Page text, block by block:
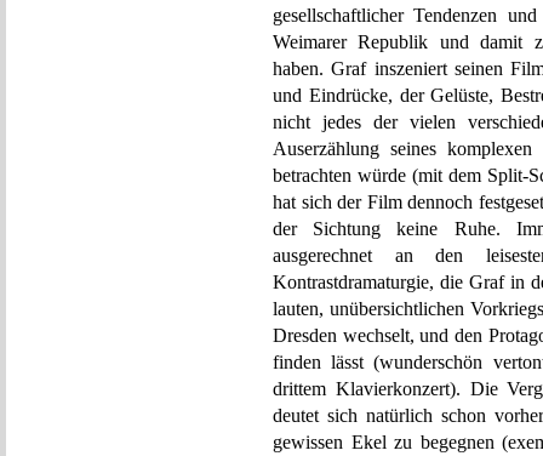
gesellschaftlicher Tendenzen
Weimarer Republik und damit
haben. Graf inszeniert seinen
und Eindrücke, der Gelüste,
nicht jedes der vielen
Auserzählung seines
betrachten würde (mit dem Split-
hat sich der Film dennoch
der Sichtung keine Ruhe.
ausgerechnet an den
Kontrastdramaturgie, die Graf in
lauten, unübersichtlichen
Dresden wechselt, und den
finden lässt (wunderschön
drittem Klavierkonzert). Die
deutet sich natürlich schon
gewissen Ekel zu begegnen